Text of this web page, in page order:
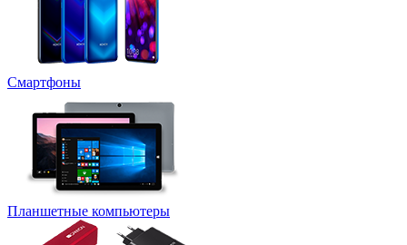
Смартфоны
Планшетные компьютеры